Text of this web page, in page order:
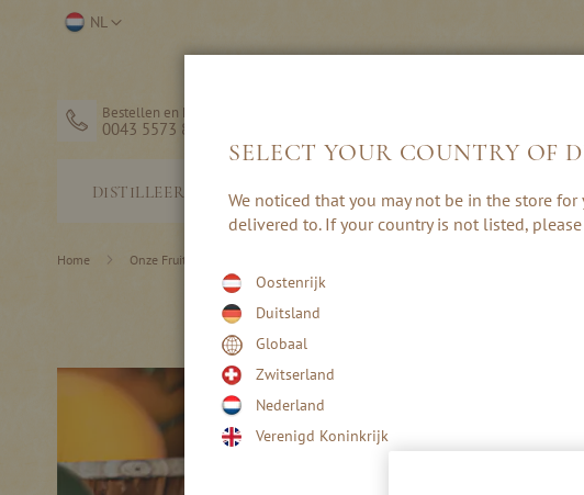
Ga
Selecteer
NL
Bestellen en hulp
0043 5573 82203
DISTILLEERDERIJ
DRANK
CREAMS
Home Onze Fruitsoorten
SELECT YOUR COUNTRY OF
We noticed that you may not be in the store
delivered to. If your country is not listed,
Oostenrijk
Duitsland
Globaal
Zwitserland
Nederland
Verenigd Koninkrijk